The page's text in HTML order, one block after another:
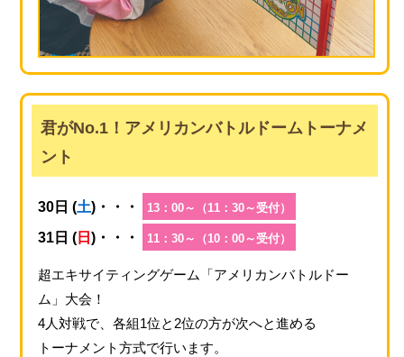
君がNo.1！アメリカンバトルドームトーナメ
ント
30日 (土)・・・ 13：00～（11：30～受付）
31日 (日 )・・・ 11：30～（10：00～受付）
超エキサイティングゲーム「アメリカンバトルドー
ム」大会！
4人対戦で、各組1位と2位の方が次へと進める
トーナメント方式で行います。